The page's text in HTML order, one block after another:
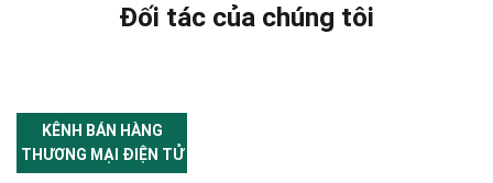
Đối tác của chúng tôi
KÊNH BÁN HÀNG
THƯƠNG MẠI ĐIỆN TỬ